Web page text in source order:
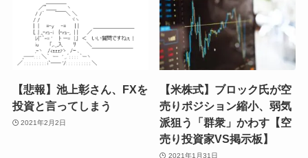
【悲報】池上彰さん、FXを
投資と言ってしまう
2021年2月2日
【米株式】ブロック氏が空
売りポジション縮小、弱気
派狙う「群衆」かわす【空
売り投資家VS掲示板】
2021年1月31日